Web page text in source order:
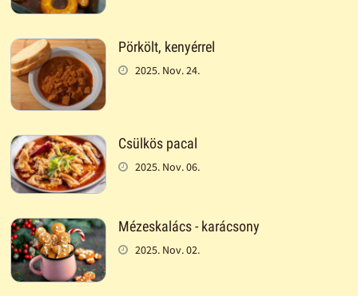
Pörkölt, kenyérrel
2025. Nov. 24.
Csülkös pacal
2025. Nov. 06.
Mézeskalács - karácsony
2025. Nov. 02.